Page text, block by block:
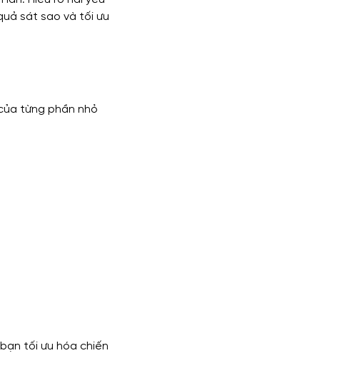
sát sao và tối ưu
từng phần nhỏ
tối ưu hóa chiến